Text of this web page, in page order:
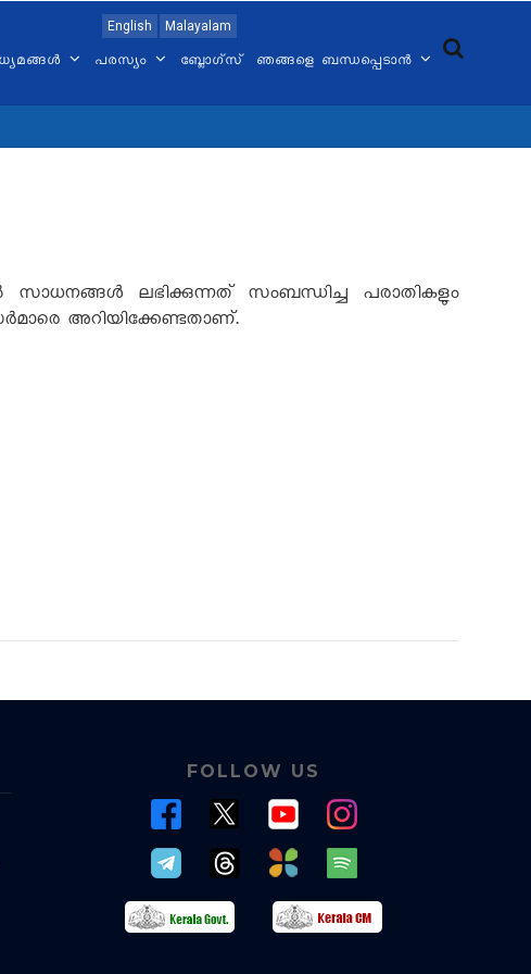
English Malayalam
പരസ്യം ബ്ലോഗ്സ് ഞങ്ങളെ ബന്ധപ്പെടാൻ
ലഭിക്കുന്നത് സംബന്ധിച്ച പരാതികളും
അറിയിക്കേണ്ടതാണ്.
FOLLOW US